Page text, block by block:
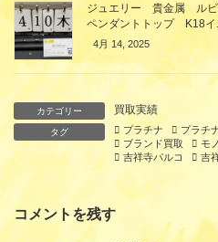
ジュエリー 貴金属 ル
ペンダントトップ K18
4月 14, 2025
カテゴリー 買取実績
タグ プラチナ プラチ
ブランド買取
モ
吉祥寺パルコ
吉
コメントを残す